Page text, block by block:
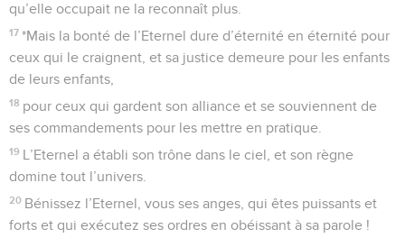
qu’elle occupait ne la reconnaît plus.
17 *Mais la bonté de l’Eternel dure d’éternité en éternité pour
ceux qui le craignent, et sa justice demeure pour les enfants
de leurs enfants,
18 pour ceux qui gardent son alliance et se souviennent de
ses commandements pour les mettre en pratique.
19 L’Eternel a établi son trône dans le ciel, et son règne
domine tout l’univers.
20 Bénissez l’Eternel, vous ses anges, qui êtes puissants et
forts et qui exécutez ses ordres en obéissant à sa parole !